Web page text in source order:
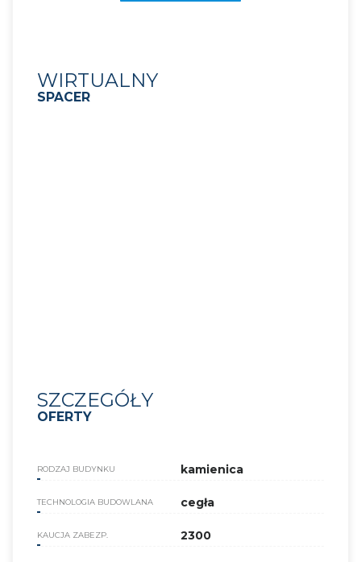
WIRTUALNY
SPACER
SZCZEGÓŁY
OFERTY
RODZAJ BUDYNKU kamienica
TECHNOLOGIA BUDOWLANA cegła
KAUCJA ZABEZP. 2300